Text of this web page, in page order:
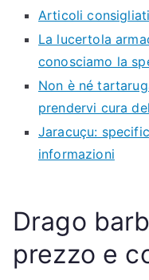
Articoli
La lucertola
conosciamo la
Non è né
prendervi cura
Jaracuçu:
informazioni
Drago
prezzo e